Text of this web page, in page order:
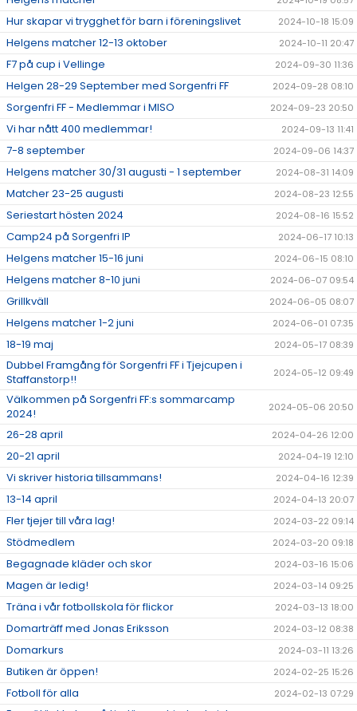
Hur skapar vi trygghet för barn i föreningslivet 2024-10-18 15:09
Helgens matcher 12-13 oktober 2024-10-11 20:47
F7 på cup i Vellinge 2024-09-30 11:36
Helgen 28-29 September med Sorgenfri FF 2024-09-28 08:10
Sorgenfri FF - Medlemmar i MISO 2024-09-23 20:50
Vi har nått 400 medlemmar! 2024-09-13 11:41
7-8 september 2024-09-06 14:37
Helgens matcher 30/31 augusti - 1 september 2024-08-31 14:09
Matcher 23-25 augusti 2024-08-23 12:55
Seriestart hösten 2024 2024-08-16 15:52
Camp24 på Sorgenfri IP 2024-06-17 10:13
Helgens matcher 15-16 juni 2024-06-15 08:10
Helgens matcher 8-10 juni 2024-06-07 09:54
Grillkväll 2024-06-05 08:07
Helgens matcher 1-2 juni 2024-06-01 07:35
18-19 maj 2024-05-17 08:39
Dubbel Framgång för Sorgenfri FF i Tjejcupen i
Staffanstorp!!
2024-05-12 09:49
Välkommen på Sorgenfri FF:s sommarcamp
2024!
2024-05-06 20:50
26-28 april 2024-04-26 12:00
20-21 april 2024-04-19 12:10
Vi skriver historia tillsammans! 2024-04-16 12:39
13-14 april 2024-04-13 20:07
Fler tjejer till våra lag! 2024-03-22 09:14
Stödmedlem 2024-03-20 09:18
Begagnade kläder och skor 2024-03-16 15:06
Magen är ledig! 2024-03-14 09:25
Träna i vår fotbollskola för flickor 2024-03-13 18:00
Domarträff med Jonas Eriksson 2024-03-12 08:38
Domarkurs 2024-03-11 13:26
Butiken är öppen! 2024-02-25 15:26
Fotboll för alla 2024-02-13 07:29